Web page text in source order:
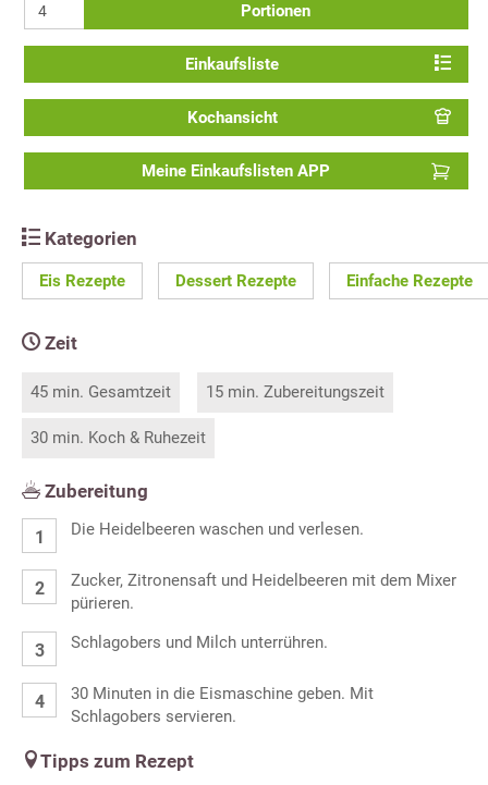
Portionen
Einkaufsliste
Kochansicht
Meine Einkaufslisten APP
Kategorien
Eis Rezepte Dessert Rezepte Einfache Rezepte
Zeit
45 min. Gesamtzeit 15 min. Zubereitungszeit
30 min. Koch & Ruhezeit
Zubereitung
Die Heidelbeeren waschen und verlesen.
Zucker, Zitronensaft und Heidelbeeren mit dem Mixer
pürieren.
Schlagobers und Milch unterrühren.
30 Minuten in die Eismaschine geben. Mit
Schlagobers servieren.
Tipps zum Rezept